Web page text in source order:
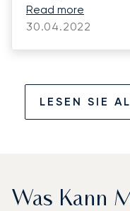
Thank you very
to the return
Read more
30.04.2022
LESEN SIE
Was Kann